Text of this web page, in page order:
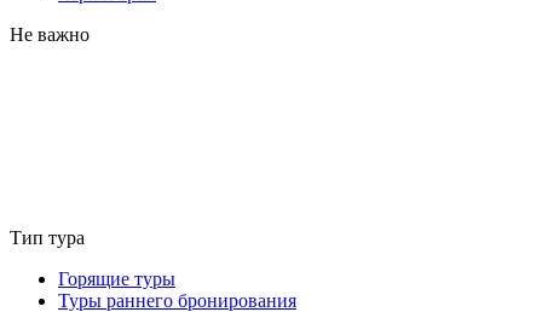
Не важно
Тип тура
Горящие туры
Туры раннего бронирования